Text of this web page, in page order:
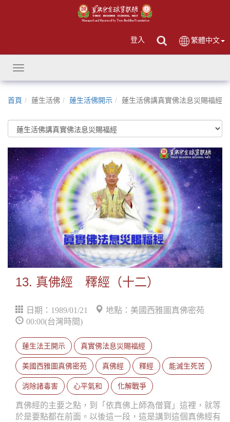
登入 繁體中文
Toggle
navigation
首頁 蓮生活佛 蓮生活佛開示 蓮生活佛講真實佛法息災賜福經
13. 真佛經 釋經（十二）
日期：1989/01/21
地點：美國西雅圖真佛密苑
00:00(台灣時間)
蓮生法王開示 真實佛法息災賜福經
美國西雅圖真佛密苑 真佛經 釋經 能滅生死苦
消除諸毒害 心平氣和 化解戰爭
真佛經的主要之點，到「依真佛上師為僧寶」這裡，就等
於是要點都在前面。以後這一段，這是講到這個真佛經有